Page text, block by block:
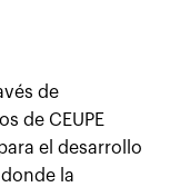
de
de CEUPE
el desarrollo
la